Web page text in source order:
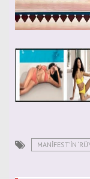
MANIFEST’IN